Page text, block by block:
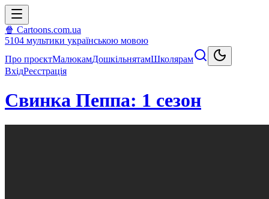
🍿 Cartoons.com.ua
5104 мультики українською мовою
Про проєктМалюкамДошкільнятамШколярам
ВхідРеєстрація
Свинка Пеппа: 1 сезон